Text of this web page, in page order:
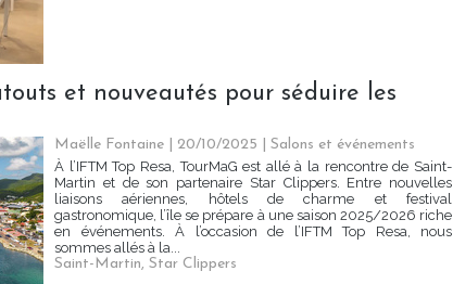
et nouveautés pour séduire les
Maëlle Fontaine | 20/10/2025
Salons et événements
À l’IFTM Top Resa, TourMaG est allé à la rencontre de Saint-
Martin et de son partenaire Star Clippers. Entre nouvelles
liaisons aériennes, hôtels de charme et festival
gastronomique, l’île se prépare à une saison 2025/2026 riche
en événements. À l’occasion de l’IFTM Top Resa, nous
sommes allés à la...
Saint-Martin, Star Clippers